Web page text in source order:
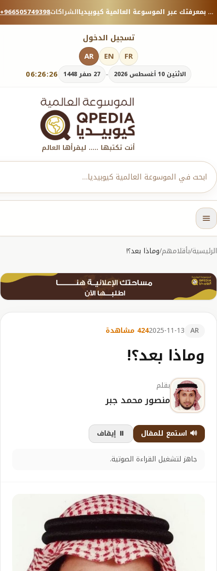
+966505749398الشراكات منصة معرفية موثوقة — شارك بمعرفتك عبر الموسوعة العالمية كيوبيديا.
تسجيل الدخول
06:26:26 الاثنين 10 أغسطس 2026 - 27 صفر 1448
AR EN FR
أنت تكتبها ..... ليقرأها العالم
الرئيسية/بأقلامهم/وماذا بعد؟!
AR
2025-11-13424 مشاهدة
وماذا بعد؟!
بقلم
منصور محمد جبر
🔊 استمع للمقال
⏸️ إيقاف
جاهز لتشغيل القراءة الصوتية.